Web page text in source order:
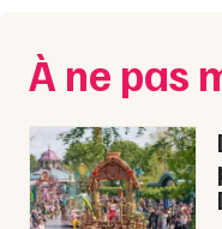
À ne pas